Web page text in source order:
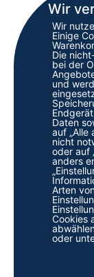
GMBH
CH –
+41
Wir
Wir
Einige
Die
bei der
und
Daten
auf „Alle
nicht
oder auf
anders
Arten
Cookies
oder